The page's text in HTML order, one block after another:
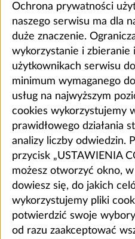
Ochrona prywatności
naszego serwisu ma dla
duże znaczenie.
wykorzystanie i zbieranie
użytkownikach serwisu
minimum wymaganego
usług na najwyższym
cookies wykorzystujemy
prawidłowego działania
analizy liczby odwiedzin.
przycisk „USTAWIENIA
możesz otworzyć okno,
dowiesz się, do jakich
wykorzystujemy pliki
potwierdzić swoje
od razu zaakceptować